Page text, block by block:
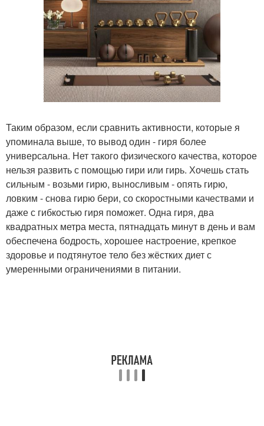
Таким образом, если сравнить активности, которые я
упоминала выше, то вывод один - гиря более
универсальна. Нет такого физического качества, которое
нельзя развить с помощью гири или гирь. Хочешь стать
сильным - возьми гирю, выносливым - опять гирю,
ловким - снова гирю бери, со скоростными качествами и
даже с гибкостью гиря поможет. Одна гиря, два
квадратных метра места, пятнадцать минут в день и вам
обеспечена бодрость, хорошее настроение, крепкое
здоровье и подтянутое тело без жёстких диет с
умеренными ограничениями в питании.